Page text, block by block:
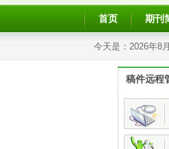
首页 期刊
今天是： 2026年8
稿件远程